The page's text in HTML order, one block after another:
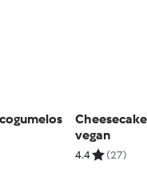
vegan
4.4 (27)